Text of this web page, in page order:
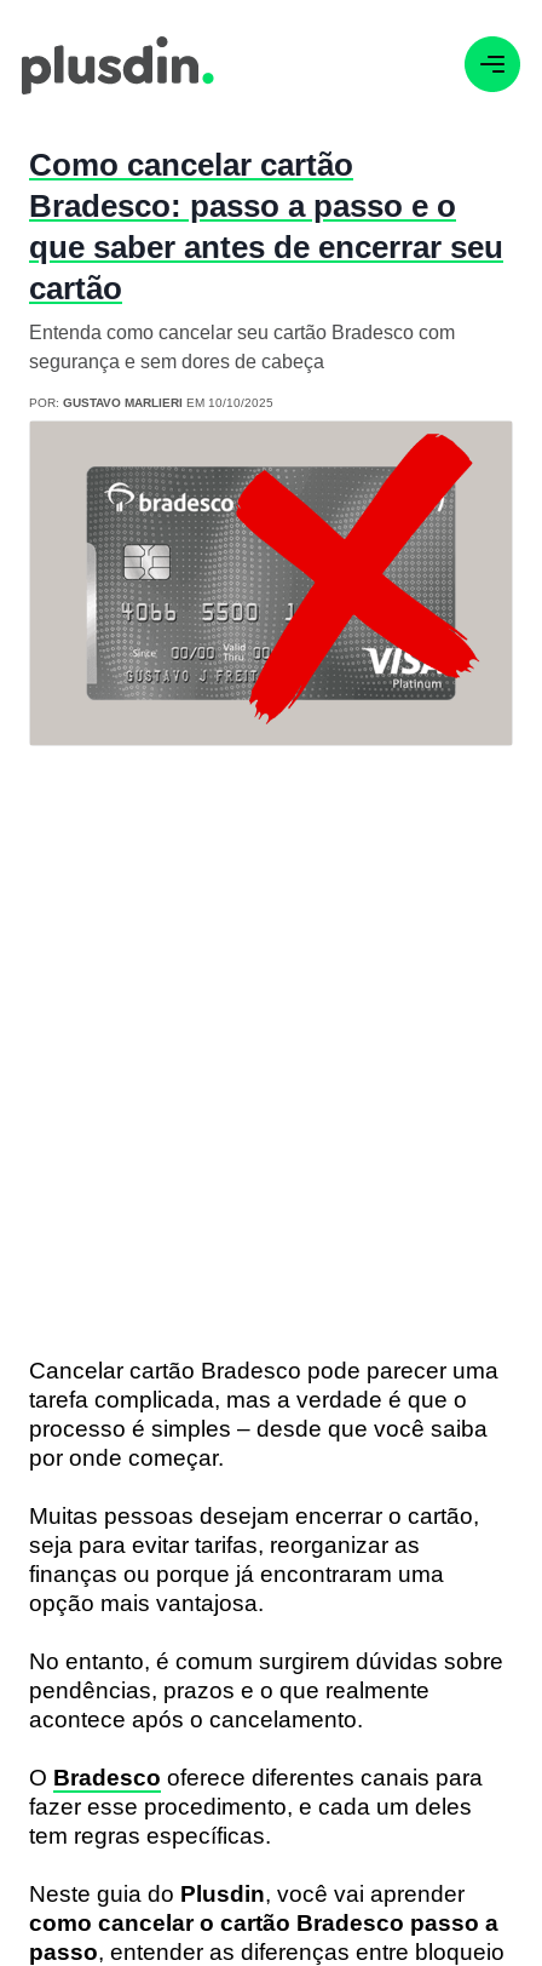
Como cancelar cartão
Bradesco: passo a passo e o
que saber antes de encerrar seu
cartão
Entenda como cancelar seu cartão Bradesco com
segurança e sem dores de cabeça
POR: GUSTAVO MARLIERI EM 10/10/2025
Cancelar cartão Bradesco pode parecer uma
tarefa complicada, mas a verdade é que o
processo é simples – desde que você saiba
por onde começar.
Muitas pessoas desejam encerrar o cartão,
seja para evitar tarifas, reorganizar as
finanças ou porque já encontraram uma
opção mais vantajosa.
No entanto, é comum surgirem dúvidas sobre
pendências, prazos e o que realmente
acontece após o cancelamento.
O Bradesco oferece diferentes canais para
fazer esse procedimento, e cada um deles
tem regras específicas.
Neste guia do Plusdin, você vai aprender
como cancelar o cartão Bradesco passo a
passo, entender as diferenças entre bloqueio